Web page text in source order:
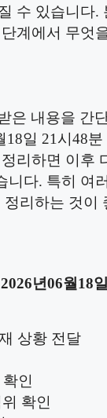
수 있습니다.
계에서 무엇
은 내용을 간
18일 21시48
리하면 이후
니다. 특히 여
리하는 것이
년06월18
상황 전달
인
확인